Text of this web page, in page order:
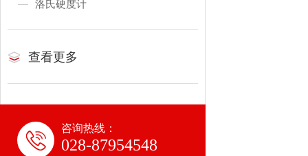
洛氏硬度计
查看更多
咨询热线：
028-87954548